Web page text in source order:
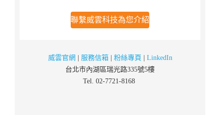
聯繫威雲科技為您介紹
威雲官網 服務信箱 粉絲專頁
LinkedIn
台北市內湖區瑞光路335號5樓
Tel. 02-7721-8168